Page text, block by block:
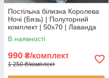
Постільна білизна Королева
Ночі (Бязь) | Полуторний
комплект | 50х70 | Лаванда
на блакитному
В наявності
990 ₴/комплект
1 250 ₴/комплект